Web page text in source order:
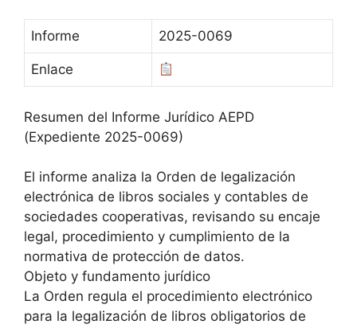
Informe 2025-0069
Enlace
Resumen del Informe Jurídico AEPD
(Expediente 2025-0069)
El informe analiza la Orden de legalización
electrónica de libros sociales y contables de
sociedades cooperativas, revisando su encaje
legal, procedimiento y cumplimiento de la
normativa de protección de datos.
Objeto y fundamento jurídico
La Orden regula el procedimiento electrónico
para la legalización de libros obligatorios de